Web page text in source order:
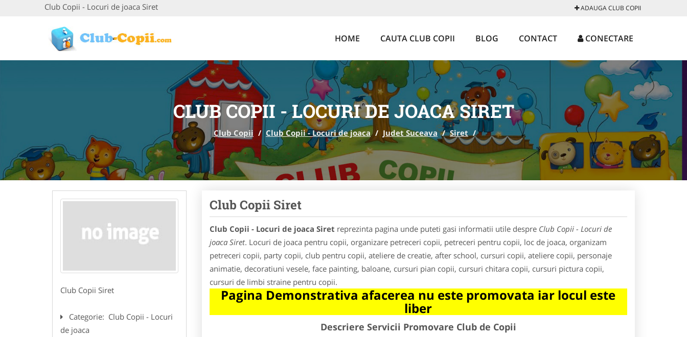
Club Copii - Locuri de joaca Siret ADAUGA CLUB COPII
HOME CAUTA CLUB COPII BLOG CONTACT CONECTARE
CLUB COPII - LOCURI DE JOACA SIRET
Club Copii / Club Copii - Locuri de joaca / Judet Suceava / Siret /
Club Copii Siret
Categorie: Club Copii - Locuri
de joaca
Club Copii Siret
Club Copii - Locuri de joaca Siret reprezinta pagina unde puteti gasi informatii utile despre Club Copii - Locuri de
joaca Siret. Locuri de joaca pentru copii, organizare petreceri copii, petreceri pentru copii, loc de joaca, organizam
petreceri copii, party copii, club pentru copii, ateliere de creatie, after school, cursuri copii, ateliere copii, personaje
animatie, decoratiuni vesele, face painting, baloane, cursuri pian copii, cursuri chitara copii, cursuri pictura copii,
cursuri de limbi straine pentru copii.
Pagina Demonstrativa afacerea nu este promovata iar locul este
liber
Descriere Servicii Promovare Club de Copii